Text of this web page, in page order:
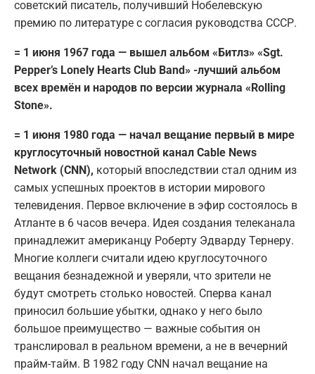
советский писатель, получивший Нобелевскую
премию по литературе с согласия руководства СССР.
= 1 июня 1967 года — вышел альбом «Битлз» «Sgt.
Pepper’s Lonely Hearts Club Band» -лучший альбом
всех времён и народов по версии журнала «Rolling
Stone».
= 1 июня 1980 года — начал вещание первый в мире
круглосуточный новостной канал Cable News
Network (CNN), который впоследствии стал одним из
самых успешных проектов в истории мирового
телевидения. Первое включение в эфир состоялось в
Атланте в 6 часов вечера. Идея создания телеканала
принадлежит американцу Роберту Эдварду Тернеру.
Многие коллеги считали идею круглосуточного
вещания безнадежной и уверяли, что зрители не
будут смотреть столько новостей. Сперва канал
приносил большие убытки, однако у него было
большое преимущество — важные события он
транслировал в реальном времени, а не в вечерний
прайм-тайм. В 1982 году CNN начал вещание на